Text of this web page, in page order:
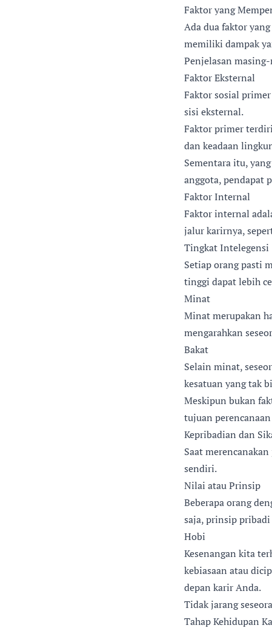
Faktor yang
Ada dua faktor
memiliki dampak
Penjelasan
Faktor Eksternal
Faktor sosial
sisi eksternal.
Faktor primer
dan keadaan
Sementara itu,
anggota, pendapat
Faktor Internal
Faktor internal
jalur karirnya,
Tingkat Intelegensi
Setiap orang pasti
tinggi dapat lebih
Minat
Minat merupakan
mengarahkan
Bakat
Selain minat,
kesatuan yang tak
Meskipun bukan
tujuan
Kepribadian dan
Saat
sendiri.
Nilai atau Prinsip
Beberapa orang
saja, prinsip
Hobi
Kesenangan kita
kebiasaan atau
depan karir Anda.
Tidak jarang
Tahap Kehidupan